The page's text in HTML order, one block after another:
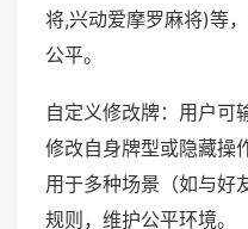
将,兴动爱摩罗麻将)等
公平。
自定义修改牌：用户可
修改自身牌型或隐藏操
用于多种场景（如与好
规则，维护公平环境。